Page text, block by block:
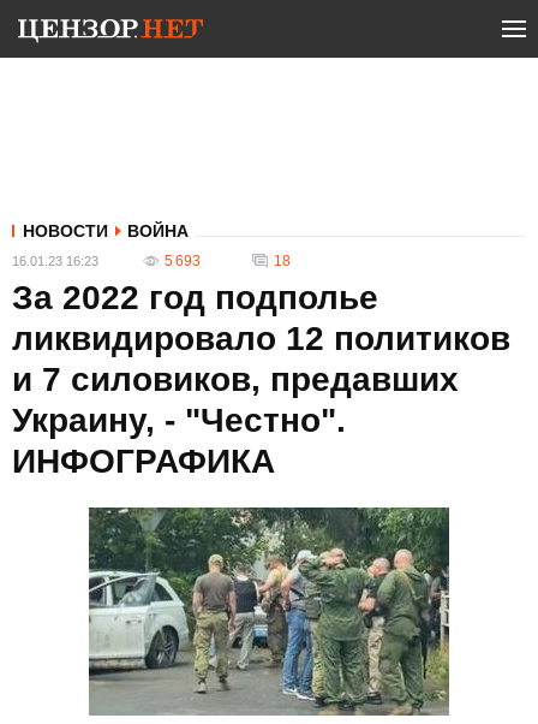
НОВОСТИ ВОЙНА
16.01.23 16:23 5 693 18
За 2022 год подполье
ликвидировало 12 политиков
и 7 силовиков, предавших
Украину, - "Честно".
ИНФОГРАФИКА